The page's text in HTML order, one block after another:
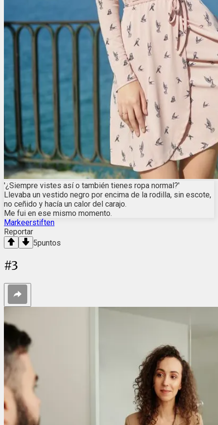
'¿Siempre vistes así o también tienes ropa normal?'
Llevaba un vestido negro por encima de la rodilla, sin escote,
no ceñido y hacía un calor del carajo.
Me fui en ese mismo momento.
Markeerstiften
Reportar
5puntos
#3